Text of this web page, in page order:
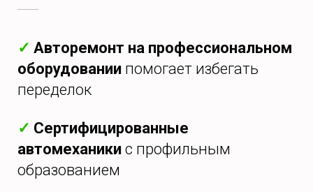
✓ Авторемонт на профессиональном
оборудовании помогает избегать
переделок
✓ Сертифицированные
автомеханики с профильным
образованием